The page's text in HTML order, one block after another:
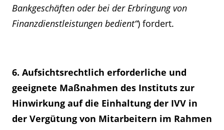
Bankgeschäften oder bei der Erbringung von
Finanzdienstleistungen bedient“) fordert.
6. Aufsichtsrechtlich erforderliche und
geeignete Maßnahmen des Instituts zur
Hinwirkung auf die Einhaltung der IVV in
der Vergütung von Mitarbeitern im Rahmen